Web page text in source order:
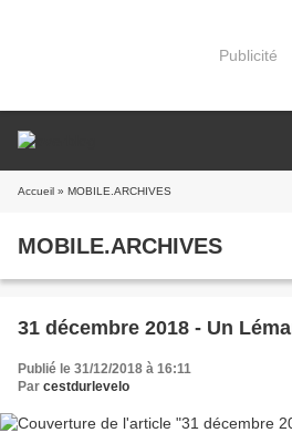
Publicité
Accueil » MOBILE.ARCHIVES
MOBILE.ARCHIVES
31 décembre 2018 - Un
Publié le 31/12/2018 à 16:11
Par cestdurlevelo